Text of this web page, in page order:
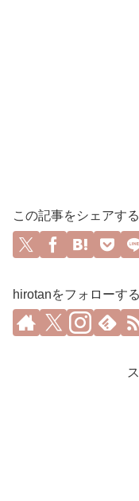
この記事をシェアする
hirotanをフォローする